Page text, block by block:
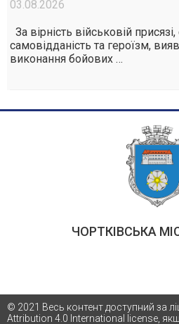
03.08.2026
За вірність військовій
самовідданість та героїзм,
виконання бойових …
ЧОРТКІВСЬКА
© 2021 Весь контент доступний за
Attribution 4.0 International license,